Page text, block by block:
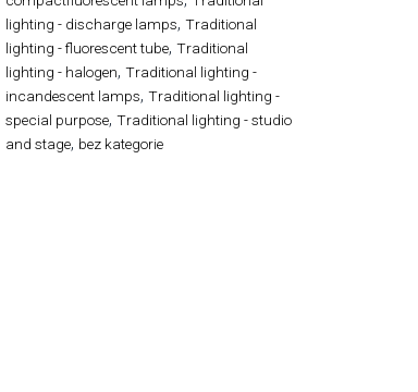
lighting - discharge lamps, Traditional
lighting - fluorescent tube, Traditional
lighting - halogen, Traditional lighting -
incandescent lamps, Traditional lighting -
special purpose, Traditional lighting - studio
and stage, bez kategorie